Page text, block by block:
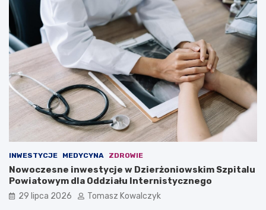
INWESTYCJE MEDYCYNA ZDROWIE
Nowoczesne inwestycje w Dzierżoniowskim Szpitalu
Powiatowym dla Oddziału Internistycznego
29 lipca 2026 Tomasz Kowalczyk